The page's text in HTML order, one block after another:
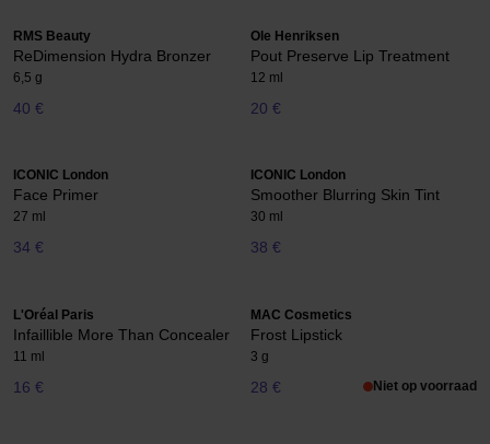
RMS Beauty
ReDimension Hydra Bronzer
6,5 g
40 €
Ole Henriksen
Pout Preserve Lip Treatment
12 ml
20 €
ICONIC London
Face Primer
27 ml
34 €
ICONIC London
Smoother Blurring Skin Tint
30 ml
38 €
L'Oréal Paris
Infaillible More Than Concealer
11 ml
16 €
MAC Cosmetics
Frost Lipstick
3 g
28 € Niet op voorraad